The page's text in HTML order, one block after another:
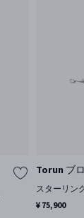
Torun ブ
スターリン
¥ 75,900